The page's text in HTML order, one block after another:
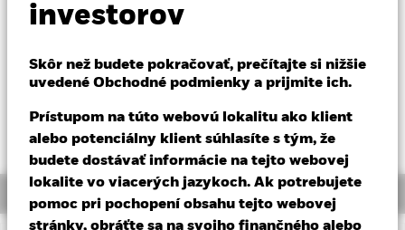
investorov
Skôr než budete pokračovať, prečítajte si nižšie
uvedené Obchodné podmienky a prijmite ich.
Prístupom na túto webovú lokalitu ako klient
alebo potenciálny klient súhlasíte s tým, že
budete dostávať informácie na tejto webovej
lokalite vo viacerých jazykoch. Ak potrebujete
pomoc pri pochopení obsahu tejto webovej
stránky, obráťte sa na svojho finančného alebo
iShares
Aladdin
NAV k 30-jún-26
EUR 114,49
Overview